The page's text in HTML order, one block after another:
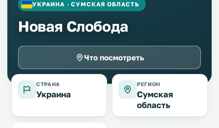
УКРАИНА · СУМСКАЯ ОБЛАСТЬ
Новая Слобода
Что посмотреть
СТРАНА
Украина
РЕГИОН
Сумская
область